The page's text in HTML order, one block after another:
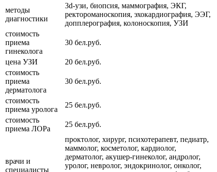
методы
диагностики
3d-узи, биопсия, маммография, ЭКГ,
ректороманоскопия, эхокардиография, ЭЭГ,
допплерография, колоноскопия, УЗИ
стоимость
приема
гинеколога
30 бел.руб.
цена УЗИ
20 бел.руб.
стоимость
приема
дерматолога
30 бел.руб.
стоимость
приема уролога
25 бел.руб.
стоимость
приема ЛОРа
25 бел.руб.
врачи и
специалисты
проктолог, хирург, психотерапевт, педиатр,
маммолог, косметолог, кардиолог,
дерматолог, акушер-гинеколог, андролог,
уролог, невролог, эндокринолог, онколог,